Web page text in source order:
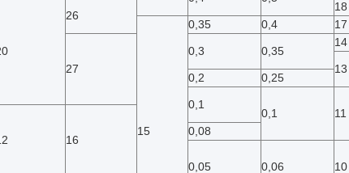
26
18
15
0,35 0,4 17
27
0,3 0,35
14
13
0,2 0,25
0,1
0,1 11
16
0,08
0,05
0,06 10